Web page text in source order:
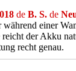
de B. S. de
einer
der Akku
recht genau.